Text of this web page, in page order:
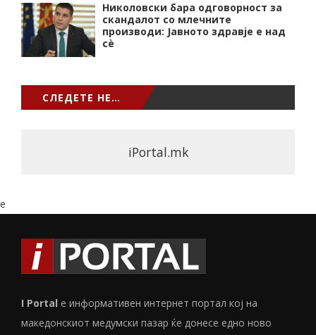
Николовски бара одговорност за
скандалот со млечните
производи: Јавното здравје е над
сѐ
СЛЕДЕТЕ НЕ…
iPortal.mk
e
I Portal е информативен интернет портал кој на
македонскиот медумски пазар ќе донесе едно ново